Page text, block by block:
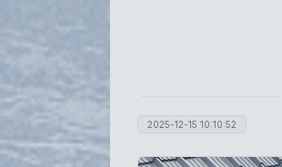
2025-12-15 10:10:52